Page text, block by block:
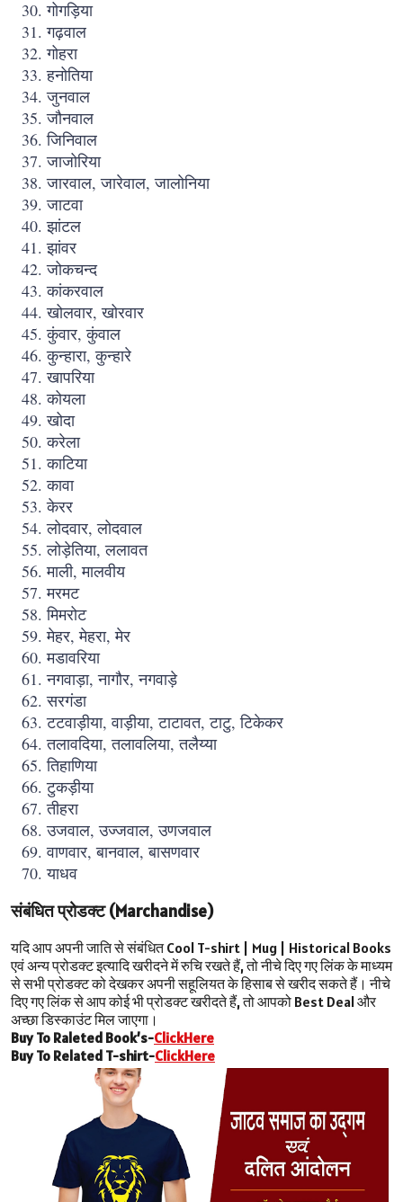
गोगड़िया
गढ़वाल
गोहरा
हनोतिया
जुनवाल
जौनवाल
जिनिवाल
जाजोरिया
जारवाल, जारेवाल, जालोनिया
जाटवा
झांटल
झांवर
जोकचन्द
कांकरवाल
खोलवार, खोरवार
कुंवार, कुंवाल
कुन्हारा, कुन्हारे
खापरिया
कोयला
खोदा
करेला
काटिया
कावा
केरर
लोदवार, लोदवाल
लोड़ेतिया, ललावत
माली, मालवीय
मरमट
मिमरोट
मेहर, मेहरा, मेर
मडावरिया
नगवाड़ा, नागौर, नगवाड़े
सरगंडा
टटवाड़ीया, वाड़ीया, टाटावत, टाटु, टिकेकर
तलावदिया, तलावलिया, तलैय्या
तिहाणिया
टुकड़ीया
तीहरा
उजवाल, उज्जवाल, उणजवाल
वाणवार, बानवाल, बासणवार
याधव
संबंधित प्रोडक्ट (Marchandise)
यदि आप अपनी जाति से संबंधित Cool T-shirt | Mug | Historical Books
एवं अन्य प्रोडक्ट इत्यादि खरीदने में रुचि रखते हैं, तो नीचे दिए गए लिंक के माध्यम
से सभी प्रोडक्ट को देखकर अपनी सहूलियत के हिसाब से खरीद सकते हैं। नीचे
दिए गए लिंक से आप कोई भी प्रोडक्ट खरीदते हैं, तो आपको Best Deal और
अच्छा डिस्काउंट मिल जाएगा।
Buy To Raleted Book’s-ClickHere
Buy To Related T-shirt-ClickHere